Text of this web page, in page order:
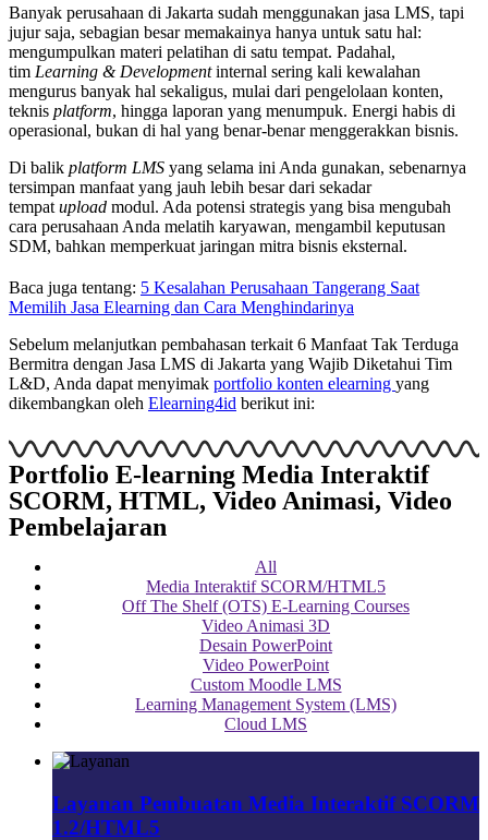
Banyak perusahaan di Jakarta sudah menggunakan jasa LMS, tapi
jujur saja, sebagian besar memakainya hanya untuk satu hal:
mengumpulkan materi pelatihan di satu tempat. Padahal,
tim Learning & Developmentinternal sering kali kewalahan
mengurus banyak hal sekaligus, mulai dari pengelolaan konten,
teknis platform, hingga laporan yang menumpuk. Energi habis di
operasional, bukan di hal yang benar-benar menggerakkan bisnis.
Di balik platform LMS yang selama ini Anda gunakan, sebenarnya
tersimpan manfaat yang jauh lebih besar dari sekadar
tempat upload modul. Ada potensi strategis yang bisa mengubah
cara perusahaan Anda melatih karyawan, mengambil keputusan
SDM, bahkan memperkuat jaringan mitra bisnis eksternal.
Baca juga tentang: 5 Kesalahan Perusahaan Tangerang Saat
Memilih Jasa Elearning dan Cara Menghindarinya
Sebelum melanjutkan pembahasan terkait 6 Manfaat Tak Terduga
Bermitra dengan Jasa LMS di Jakarta yang Wajib Diketahui Tim
L&D, Anda dapat menyimak portfolio konten elearning yang
dikembangkan oleh Elearning4id berikut ini:
Portfolio E-learning Media Interaktif
SCORM, HTML, Video Animasi, Video
Pembelajaran
All
Media Interaktif SCORM/HTML5
Off The Shelf (OTS) E-Learning Courses
Video Animasi 3D
Desain PowerPoint
Video PowerPoint
Custom Moodle LMS
Learning Management System (LMS)
Cloud LMS
Layanan Pembuatan Media Interaktif SCORM
1.2/HTML5